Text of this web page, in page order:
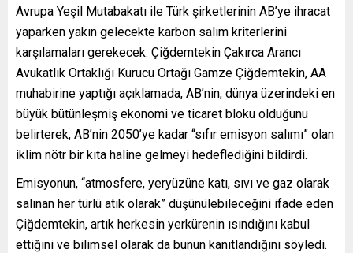
Avrupa Yeşil Mutabakatı ile Türk şirketlerinin AB’ye ihracat
yaparken yakın gelecekte karbon salım kriterlerini
karşılamaları gerekecek. Çiğdemtekin Çakırca Arancı
Avukatlık Ortaklığı Kurucu Ortağı Gamze Çiğdemtekin, AA
muhabirine yaptığı açıklamada, AB’nin, dünya üzerindeki en
büyük bütünleşmiş ekonomi ve ticaret bloku olduğunu
belirterek, AB’nin 2050’ye kadar “sıfır emisyon salımı” olan
iklim nötr bir kıta haline gelmeyi hedeflediğini bildirdi.
Emisyonun, “atmosfere, yeryüzüne katı, sıvı ve gaz olarak
salınan her türlü atık olarak” düşünülebileceğini ifade eden
Çiğdemtekin, artık herkesin yerkürenin ısındığını kabul
ettiğini ve bilimsel olarak da bunun kanıtlandığını söyledi.